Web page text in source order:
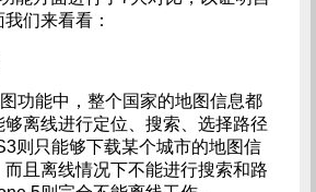
们来看看：
功能中，整个国家的地图信息都
离线进行定位、搜索、选择路径
则只能够下载某个城市的地图信
且离线情况下不能进行搜索和路